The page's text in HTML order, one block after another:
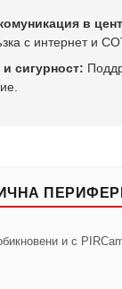
в
с интернет и
сигурност:
и с